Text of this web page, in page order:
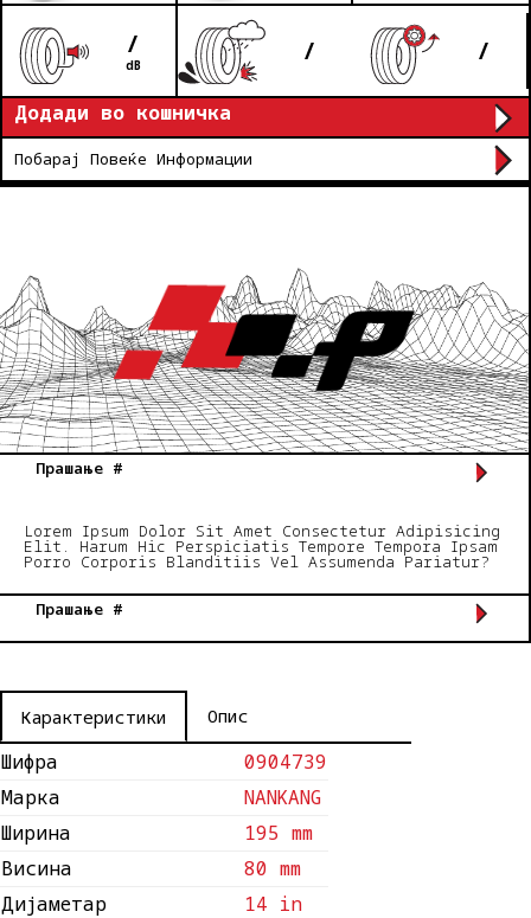
/
dB / /
Додади во кошничка
Побарај Повеќе Информации
Прашање #
Lorem Ipsum Dolor Sit Amet Consectetur Adipisicing
Elit. Harum Hic Perspiciatis Tempore Tempora Ipsam
Porro Corporis Blanditiis Vel Assumenda Pariatur?
Прашање #
Карактеристики Опис
Шифра
0904739
Марка
NANKANG
Ширина
195 mm
Висина
80 mm
Дијаметар
14 in